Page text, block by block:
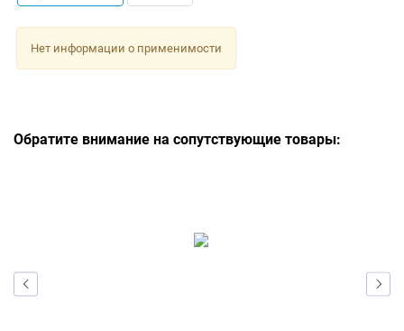
Нет информации о применимости
Обратите внимание на сопутствующие товары: